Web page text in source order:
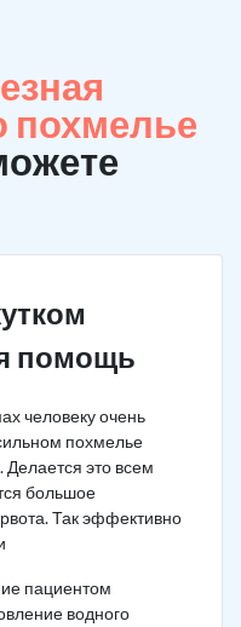
похмелье
помощь
человеку очень
похмелье
это всем
большое
Так эффективно
пациентом
водного